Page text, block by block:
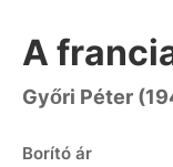
A
Győri Péter
Borító ár